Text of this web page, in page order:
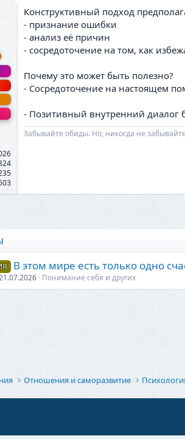
и
и
Конструктивный подход
- признание ошибки
- анализ её причин
- сосредоточение на том, как
Почему это может быть полезно?
- Сосредоточение на настоящем
- Позитивный внутренний диалог
Забывайте обиды. Но, никогда не
В этом мире есть только одно
Понимание себя и других
Отношения и саморазвитие